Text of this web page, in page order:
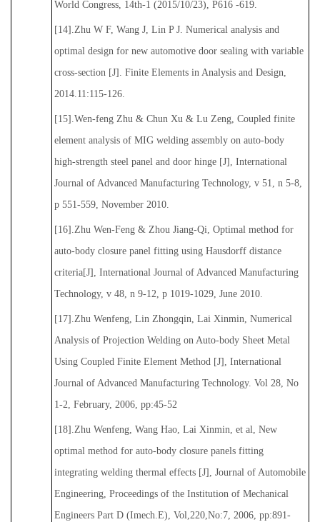
World Congress, 14th-1 (2015/10/23), P616 -619.
[14].Zhu W F, Wang J, Lin P J. Numerical analysis and
optimal design for new automotive door sealing with variable
cross-section [J]. Finite Elements in Analysis and Design,
2014.11:115-126.
[15].Wen-feng Zhu & Chun Xu & Lu Zeng, Coupled finite
element analysis of MIG welding assembly on auto-body
high-strength steel panel and door hinge [J], International
Journal of Advanced Manufacturing Technology, v 51, n 5-8,
p 551-559, November 2010.
[16].Zhu Wen-Feng & Zhou Jiang-Qi, Optimal method for
auto-body closure panel fitting using Hausdorff distance
criteria[J], International Journal of Advanced Manufacturing
Technology, v 48, n 9-12, p 1019-1029, June 2010.
[17].Zhu Wenfeng, Lin Zhongqin, Lai Xinmin, Numerical
Analysis of Projection Welding on Auto-body Sheet Metal
Using Coupled Finite Element Method [J], International
Journal of Advanced Manufacturing Technology. Vol 28, No
1-2, February, 2006, pp:45-52
[18].Zhu Wenfeng, Wang Hao, Lai Xinmin, et al, New
optimal method for auto-body closure panels fitting
integrating welding thermal effects [J], Journal of Automobile
Engineering, Proceedings of the Institution of Mechanical
Engineers Part D (Imech.E), Vol,220,No:7, 2006, pp:891-